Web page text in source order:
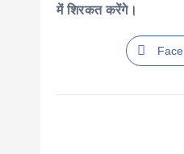
में शिरकत करेंगे।